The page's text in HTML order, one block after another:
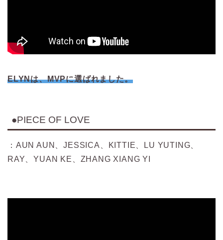
ELYNは、MVPに選ばれました。
●PIECE OF LOVE
：AUN AUN、JESSICA、KITTIE、LU YUTING、
RAY、YUAN KE、ZHANG XIANG YI